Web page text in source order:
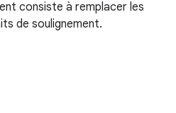
consiste à remplacer les
de soulignement.